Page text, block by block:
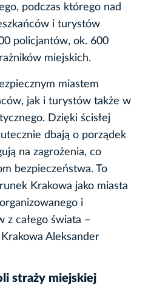
podczas którego nad
i turystów
policjantów, ok. 600
miejskich.
miastem
jak i turystów także w
Dzięki ścisłej
dbają o porządek
na zagrożenia, co
bezpieczeństwa. To
Krakowa jako miasta
i
z całego świata –
Aleksander
straży miejskiej